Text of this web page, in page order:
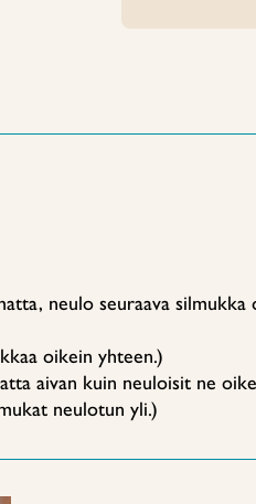
neulo seuraava silmukka
oikein yhteen.)
aivan kuin neuloisit ne
neulotun yli.)